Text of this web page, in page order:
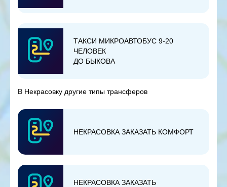
ТАКСИ МИКРОАВТОБУС 9-20
ЧЕЛОВЕК
ДО БЫКОВА
В Некрасовку другие типы трансферов
НЕКРАСОВКА ЗАКАЗАТЬ КОМФОРТ
НЕКРАСОВКА ЗАКАЗАТЬ